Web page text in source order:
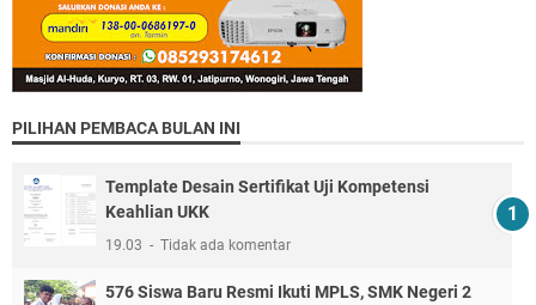
PILIHAN PEMBACA BULAN INI
Template Desain Sertifikat Uji Kompetensi
Keahlian UKK
19.03 Tidak ada komentar
576 Siswa Baru Resmi Ikuti MPLS, SMK Negeri 2